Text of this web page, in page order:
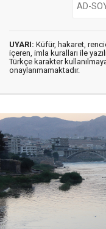
UYARI: Küfür, hakaret,
içeren, imla kuralları ile
Türkçe karakter
onaylanmamaktadır.